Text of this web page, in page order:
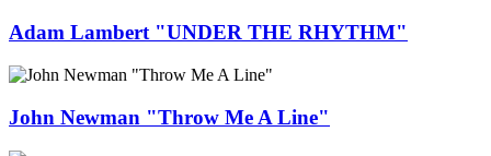
Adam Lambert "UNDER THE RHYTHM"
John Newman "Throw Me A Line"